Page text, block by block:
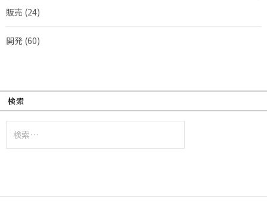
販売 (24)
開発 (60)
検索
索: